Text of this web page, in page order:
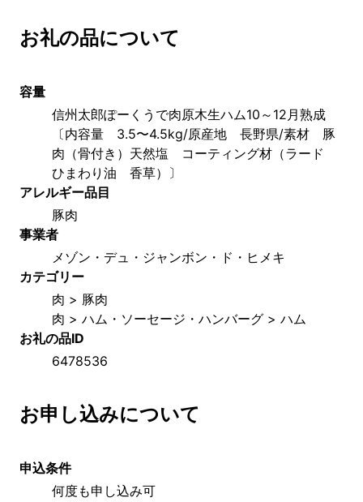
お礼の品について
容量
信州太郎ぽーくうで肉原木生ハム10～12月熟成
〔内容量　3.5〜4.5kg/原産地　長野県/素材　豚
肉（骨付き）天然塩　コーティング材（ラード
ひまわり油　香草）〕
アレルギー品目
豚肉
事業者
メゾン・デュ・ジャンボン・ド・ヒメキ
カテゴリー
肉 > 豚肉
肉 > ハム・ソーセージ・ハンバーグ > ハム
お礼の品ID
6478536
お申し込みについて
申込条件
何度も申し込み可